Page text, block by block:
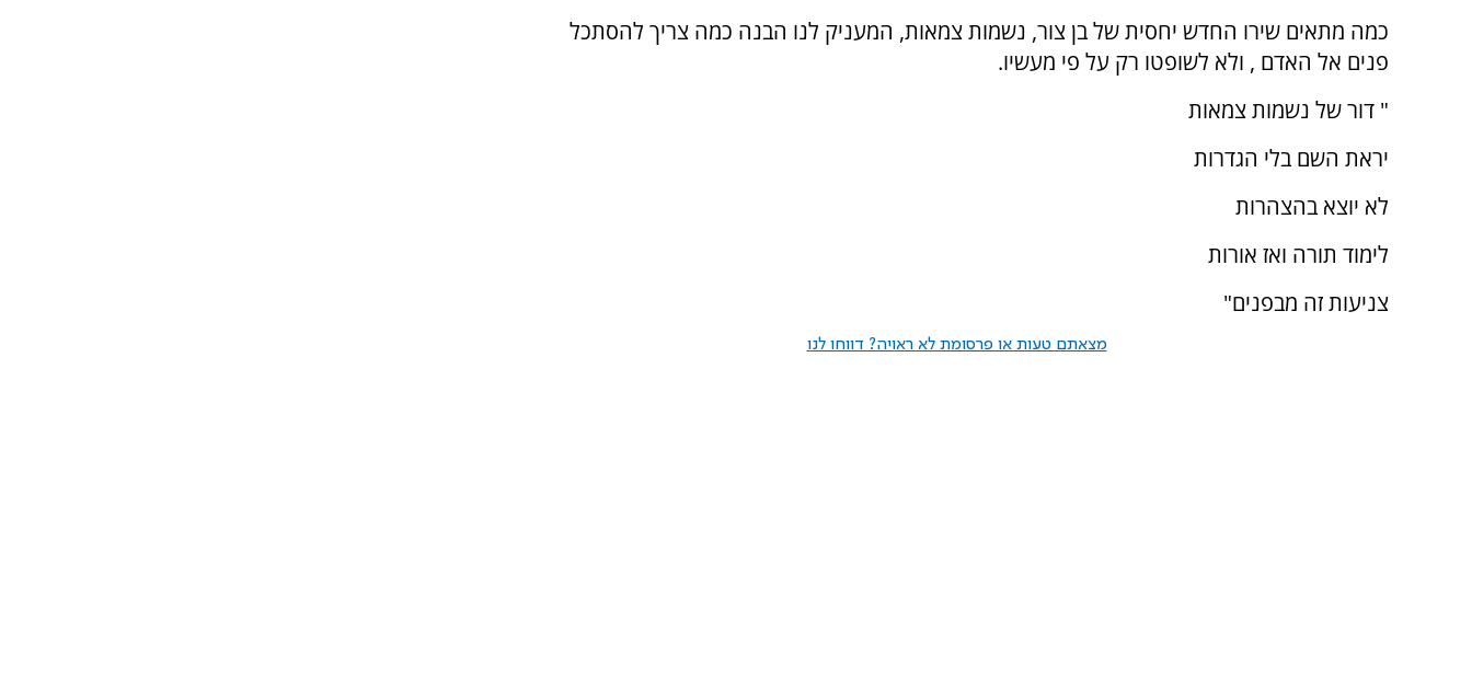
כמה מתאים שירו החדש יחסית של בן צור, נשמות צמאות, המעניק לנו הבנה כמה צריך להסתכל
פנים אל האדם , ולא לשופטו רק על פי מעשיו.
" דור של נשמות צמאות
יראת השם בלי הגדרות
לא יוצא בהצהרות
לימוד תורה ואז אורות
צניעות זה מבפנים"
מצאתם טעות או פרסומת לא ראויה? דווחו לנו